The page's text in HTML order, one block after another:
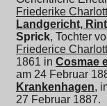
Friederike
Landgericht,
Sprick, Tochter
Friederice
1861 in Cosmae
am 24 Februar
Krankenhagen,
27 Februar 1887.